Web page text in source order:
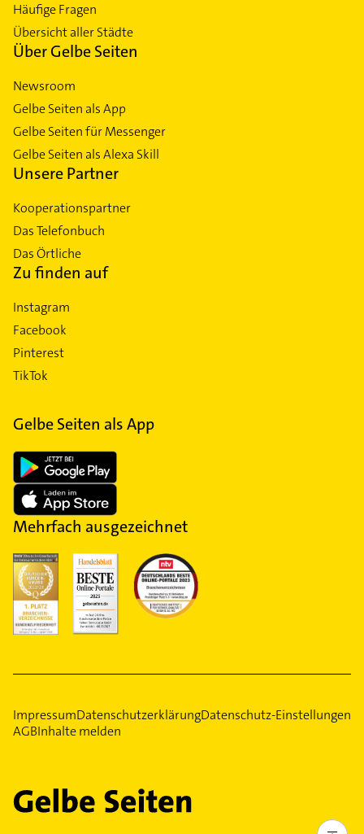
Häufige Fragen
Übersicht aller Städte
Über Gelbe Seiten
Newsroom
Gelbe Seiten als App
Gelbe Seiten für Messenger
Gelbe Seiten als Alexa Skill
Unsere Partner
Kooperationspartner
Das Telefonbuch
Das Örtliche
Zu finden auf
Instagram
Facebook
Pinterest
TikTok
Gelbe Seiten als App
Mehrfach ausgezeichnet
ImpressumDatenschutzerklärungDatenschutz-Einstellungen
AGBInhalte melden